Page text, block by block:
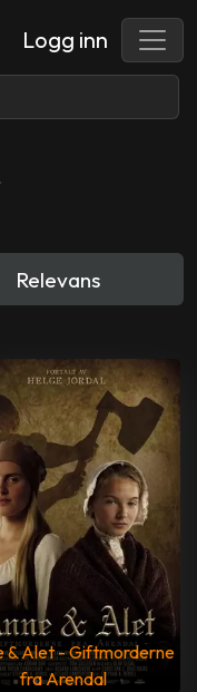
Logg inn
& Alet - Giftmorderne
fra Arendal